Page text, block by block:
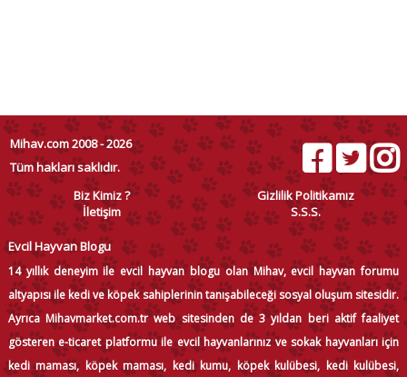
Mihav.com 2008 - 2026
Tüm hakları saklıdır.
Biz Kimiz ?
Gizlilik Politikamız
İletişim
S.S.S.
Evcil Hayvan Blogu
14 yıllık deneyim ile evcil hayvan blogu olan Mihav, evcil hayvan forumu
altyapısı ile kedi ve köpek sahiplerinin tanışabileceği sosyal oluşum sitesidir.
Ayrıca Mihavmarket.com.tr web sitesinden de 3 yıldan beri aktif faaliyet
gösteren e-ticaret platformu ile evcil hayvanlarınız ve sokak hayvanları için
kedi maması, köpek maması, kedi kumu, köpek kulübesi, kedi kulübesi,